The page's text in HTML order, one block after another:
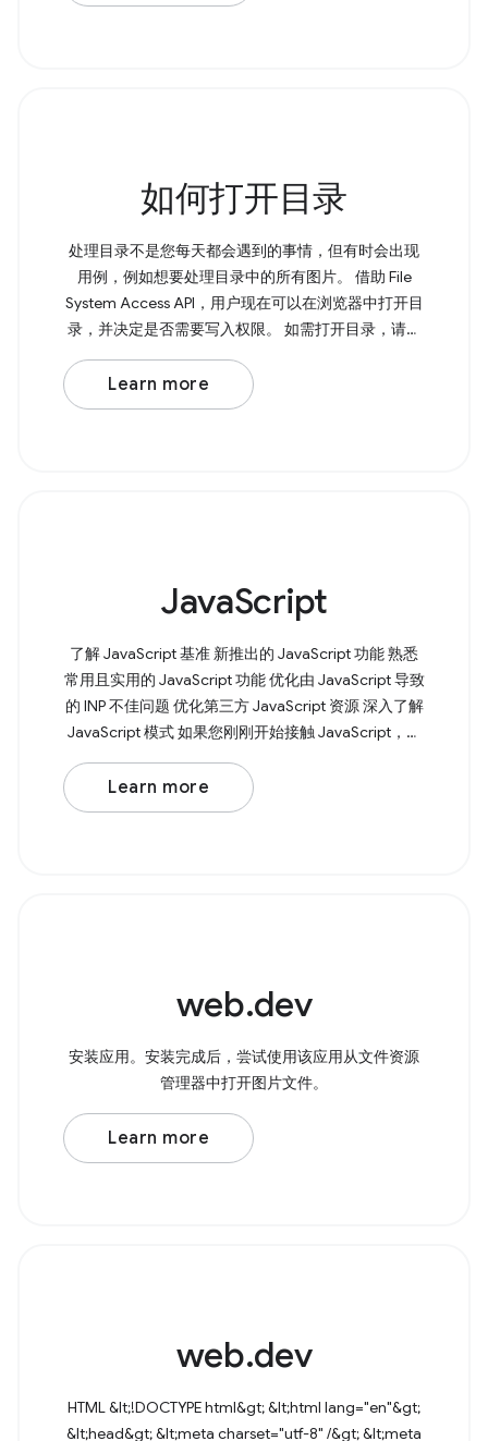
如何打开目录
处理目录不是您每天都会遇到的事情，但有时会出现
用例，例如想要处理目录中的所有图片。 借助 File
System Access API，用户现在可以在浏览器中打开目
录，并决定是否需要写入权限。 如需打开目录，请调
用 showDirectoryPicker() ， 该方法会返回一个包含所
选目录的 Promise。如果您需要写入权限，可以将 {
mode: 'readwrite' } 传递给该方法。 Browser Support
Learn more
JavaScript
了解 JavaScript 基准 新推出的 JavaScript 功能 熟悉
常用且实用的 JavaScript 功能 优化由 JavaScript 导致
的 INP 不佳问题 优化第三方 JavaScript 资源 深入了解
JavaScript 模式 如果您刚刚开始接触 JavaScript，我
们会为您提供帮助。我们的 Learn JavaScript 课程将
从变量、函数和条件语句等基本知识入手，引导您全
面了解 JavaScript
Learn more
web.dev
安装应用。安装完成后，尝试使用该应用从文件资源
管理器中打开图片文件。
Learn more
web.dev
HTML &lt;!DOCTYPE html&gt; &lt;html lang="en"&gt;
&lt;head&gt; &lt;meta charset="utf-8" /&gt; &lt;meta